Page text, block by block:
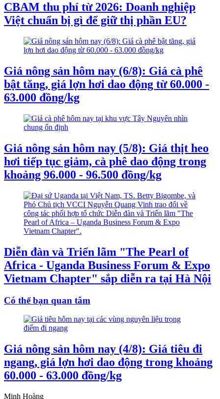
CBAM thu phí từ 2026: Doanh nghiệp
Việt chuẩn bị gì để giữ thị phần EU?
Giá nông sản hôm nay (6/8): Giá cà phê
bật tăng, giá lợn hơi dao động từ 60.000 -
63.000 đồng/kg
Giá nông sản hôm nay (5/8): Giá thịt heo
hơi tiếp tục giảm, cà phê dao động trong
khoảng 96.000 - 96.500 đồng/kg
Diễn đàn và Triển lãm "The Pearl of
Africa - Uganda Business Forum & Expo
Vietnam Chapter" sắp diễn ra tại Hà Nội
Có thể bạn quan tâm
Giá nông sản hôm nay (4/8): Giá tiêu đi
ngang, giá lợn hơi dao động trong khoảng
60.000 - 63.000 đồng/kg
Minh Hoàng